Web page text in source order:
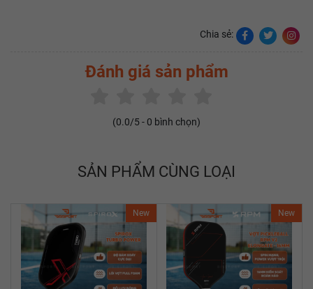
Chia sẻ:
Đánh giá sản phẩm
(0.0/5 - 0 bình chọn)
SẢN PHẨM CÙNG LOẠI
New New